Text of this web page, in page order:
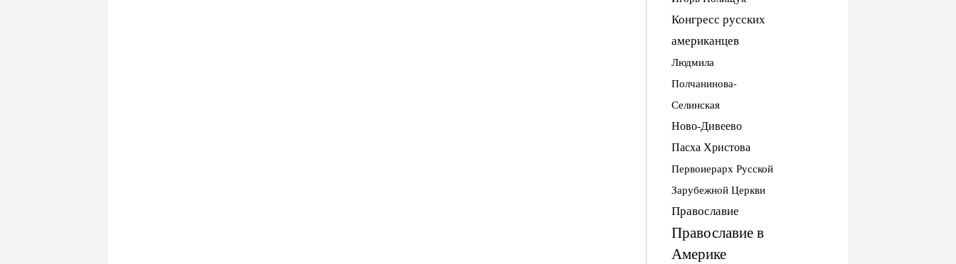
Конгресс русских
американцев
Людмила
Полчанинова-
Селинская
Ново-Дивеево
Пасха Христова
Первоиерарх Русской
Зарубежной Церкви
Православие
Православие в
Америке